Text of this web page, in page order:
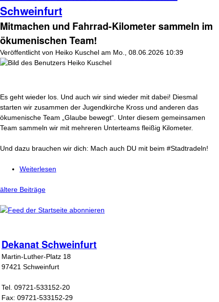
Schweinfurt
Mitmachen und Fahrrad-Kilometer sammeln im
ökumenischen Team!
Veröffentlicht von Heiko Kuschel am Mo., 08.06.2026 10:39
Es geht wieder los. Und auch wir sind wieder mit dabei! Diesmal
starten wir zusammen der Jugendkirche Kross und anderen das
ökumenische Team „Glaube bewegt“. Unter diesem gemeinsamen
Team sammeln wir mit mehreren Unterteams fleißig Kilometer.
Und dazu brauchen wir dich: Mach auch DU mit beim #Stadtradeln!
Weiterlesen
ältere Beiträge
Dekanat Schweinfurt
Martin-Luther-Platz 18
97421 Schweinfurt
Tel. 09721-533152-20
Fax: 09721-533152-29